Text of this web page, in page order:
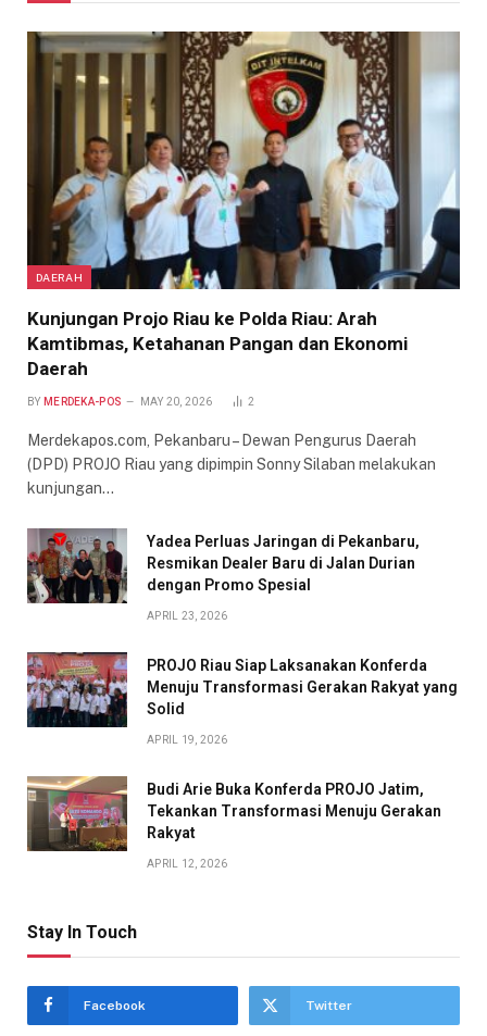
DAERAH
Kunjungan Projo Riau ke Polda Riau: Arah
Kamtibmas, Ketahanan Pangan dan Ekonomi
Daerah
BY MERDEKA-POS MAY 20, 2026 2
Merdekapos.com, Pekanbaru – Dewan Pengurus Daerah
(DPD) PROJO Riau yang dipimpin Sonny Silaban melakukan
kunjungan…
Yadea Perluas Jaringan di Pekanbaru,
Resmikan Dealer Baru di Jalan Durian
dengan Promo Spesial
APRIL 23, 2026
PROJO Riau Siap Laksanakan Konferda
Menuju Transformasi Gerakan Rakyat yang
Solid
APRIL 19, 2026
Budi Arie Buka Konferda PROJO Jatim,
Tekankan Transformasi Menuju Gerakan
Rakyat
APRIL 12, 2026
Stay In Touch
Facebook Twitter